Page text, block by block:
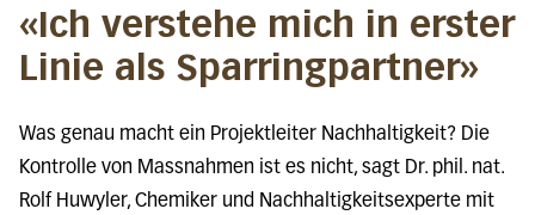
«Ich verstehe mich in erster
Linie als Sparringpartner»
Was genau macht ein Projektleiter Nachhaltigkeit? Die
Kontrolle von Massnahmen ist es nicht, sagt Dr. phil. nat.
Rolf Huwyler, Chemiker und Nachhaltigkeitsexperte mit